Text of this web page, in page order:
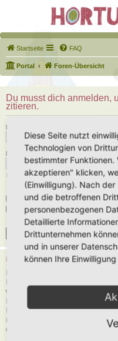
Startseite FAQ
Portal Foren-Übersicht
Du musst dich anmelden,
zitieren.
Benutzername:
Passwort:
Ich habe mein Passwort vergessen
Angemeldet bleiben
Meinen Online-Status während
REGISTRIEREN
weitere Funktionen zuzugreifen.
Benutzern auch zusätzliche
Nutzungsbedingungen und die
registrierst. Bitte beachte auch die
diesem Board bewegst.
Diese Seite nutzt
Technologien von
bestimmter Funktionen.
akzeptieren" klicken,
(Einwilligung). Nach
und die betroffenen
personenbezogenen
Detaillierte
Drittunternehmen
und in unserer
können Ihre